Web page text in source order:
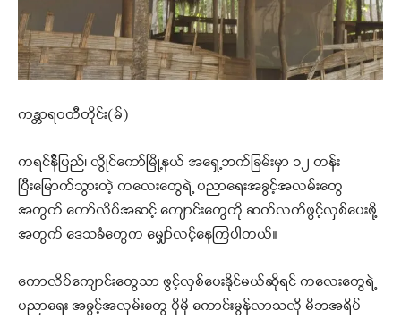
ကန္တာရဝတီတိုင်း(မ်)
ကရင်နီပြည်၊ လွိုင်ကော်မြို့နယ် အရှေ့ဘက်ခြမ်းမှာ ၁၂ တန်း
ပြီးမြောက်သွားတဲ့ ကလေးတွေရဲ့ ပညာရေးအခွင့်အလမ်းတွေ
အတွက် ကော်လိပ်အဆင့် ကျောင်းတွေကို ဆက်လက်ဖွင့်လှစ်ပေးဖို့
အတွက် ဒေသခံတွေက မျှော်လင့်နေကြပါတယ်။
ကောလိပ်ကျောင်းတွေသာ ဖွင့်လှစ်ပေးနိုင်မယ်ဆိုရင် ကလေးတွေရဲ့
ပညာရေး အခွင့်အလှမ်းတွေ ပိုမို ကောင်းမွန်လာသလို မိဘအရိပ်